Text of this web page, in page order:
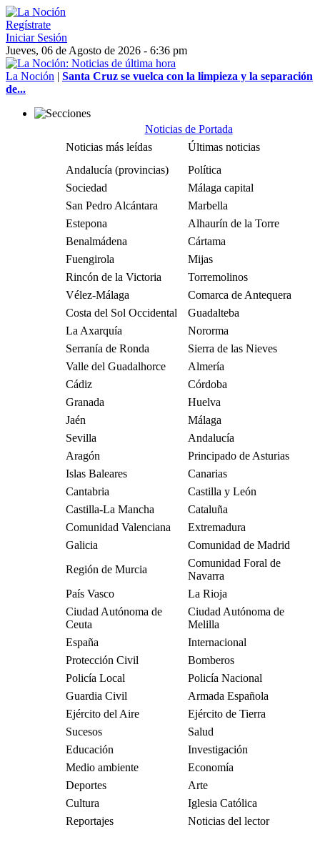
Regístrate
Iniciar Sesión
Jueves, 06 de Agosto de 2026 - 6:36 pm
La Noción | Santa Cruz se vuelca con la limpieza y la separación
de...
Noticias de Portada
Noticias más leídas
Últimas noticias
Andalucía (provincias)
Política
Sociedad
Málaga capital
San Pedro Alcántara
Marbella
Estepona
Alhaurín de la Torre
Benalmádena
Cártama
Fuengirola
Mijas
Rincón de la Victoria
Torremolinos
Vélez-Málaga
Comarca de Antequera
Costa del Sol Occidental
Guadalteba
La Axarquía
Nororma
Serranía de Ronda
Sierra de las Nieves
Valle del Guadalhorce
Almería
Cádiz
Córdoba
Granada
Huelva
Jaén
Málaga
Sevilla
Andalucía
Aragón
Principado de Asturias
Islas Baleares
Canarias
Cantabria
Castilla y León
Castilla-La Mancha
Cataluña
Comunidad Valenciana
Extremadura
Galicia
Comunidad de Madrid
Región de Murcia
Comunidad Foral de
Navarra
País Vasco
La Rioja
Ciudad Autónoma de
Ceuta
Ciudad Autónoma de
Melilla
España
Internacional
Protección Civil
Bomberos
Policía Local
Policía Nacional
Guardia Civil
Armada Española
Ejército del Aire
Ejército de Tierra
Sucesos
Salud
Educación
Investigación
Medio ambiente
Economía
Deportes
Arte
Cultura
Iglesia Católica
Reportajes
Noticias del lector